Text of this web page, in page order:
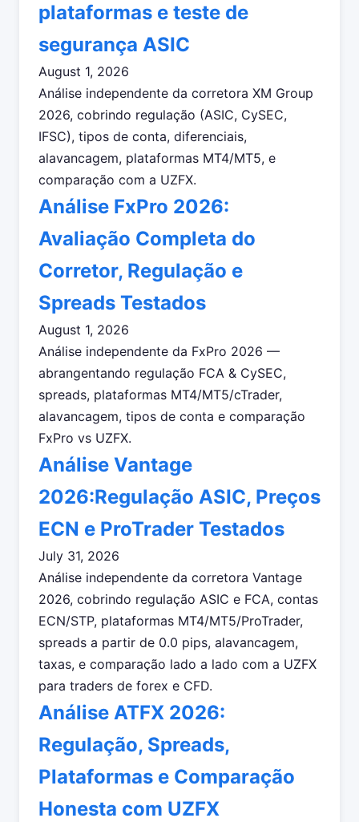
plataformas e teste de
segurança ASIC
August 1, 2026
Análise independente da corretora XM Group
2026, cobrindo regulação (ASIC, CySEC,
IFSC), tipos de conta, diferenciais,
alavancagem, plataformas MT4/MT5, e
comparação com a UZFX.
Análise FxPro 2026:
Avaliação Completa do
Corretor, Regulação e
Spreads Testados
August 1, 2026
Análise independente da FxPro 2026 —
abrangentando regulação FCA & CySEC,
spreads, plataformas MT4/MT5/cTrader,
alavancagem, tipos de conta e comparação
FxPro vs UZFX.
Análise Vantage
2026:Regulação ASIC, Preços
ECN e ProTrader Testados
July 31, 2026
Análise independente da corretora Vantage
2026, cobrindo regulação ASIC e FCA, contas
ECN/STP, plataformas MT4/MT5/ProTrader,
spreads a partir de 0.0 pips, alavancagem,
taxas, e comparação lado a lado com a UZFX
para traders de forex e CFD.
Análise ATFX 2026:
Regulação, Spreads,
Plataformas e Comparação
Honesta com UZFX